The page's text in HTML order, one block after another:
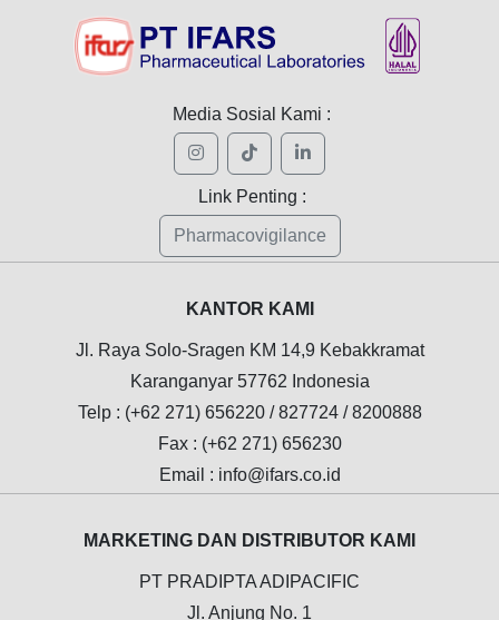
Media Sosial Kami :
Link Penting :
Pharmacovigilance
KANTOR KAMI
Jl. Raya Solo-Sragen KM 14,9 Kebakkramat
Karanganyar 57762 Indonesia
Telp : (+62 271) 656220 / 827724 / 8200888
Fax : (+62 271) 656230
Email : info@ifars.co.id
MARKETING DAN DISTRIBUTOR KAMI
PT PRADIPTA ADIPACIFIC
Jl. Anjung No. 1